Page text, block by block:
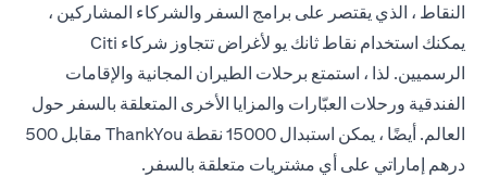
النقاط ، الذي يقتصر على برامج السفر والشركاء المشاركين ،
يمكنك استخدام نقاط ثانك يو لأغراض تتجاوز شركاء Citi
الرسميين. لذا ، استمتع برحلات الطيران المجانية والإقامات
الفندقية ورحلات العبّارات والمزايا الأخرى المتعلقة بالسفر حول
العالم. أيضًا ، يمكن استبدال 15000 نقطة ThankYou مقابل 500
درهم إماراتي على أي مشتريات متعلقة بالسفر.